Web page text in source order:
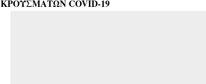
ΚΡΟΥΣΜΑΤΩΝ COVID-19